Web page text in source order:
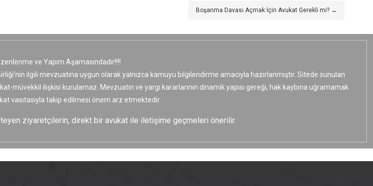
Boşanma Davası Açmak İçin Avukat Gerekli mi? →
ve Yapım Aşamasındadır!!!!
ilgili mevzuatına uygun olarak yalnızca kamuyu bilgilendirme amacıyla hazırlanmıştır. Sitede sunulan
ilişkisi kurulamaz. Mevzuatın ve yargı kararlarının dinamik yapısı gereği, hak kaybına uğramamak
vasıtasıyla takip edilmesi önem arz etmektedir.
ziyaretçilerin, direkt bir avukat ile iletişime geçmeleri önerilir.